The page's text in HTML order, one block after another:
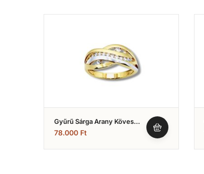
Gyűrű Sárga Arany Köves
Fazonú (Nr.3)
78.000 Ft